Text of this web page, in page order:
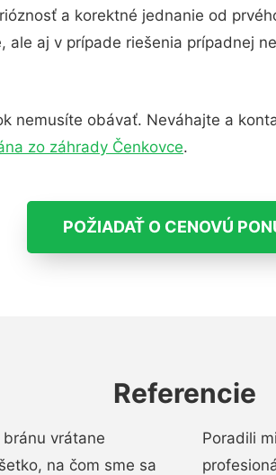
a korektné jednanie od
aj v prípade riešenia prípadnej
nemusíte obávať. Neváhajte a
zo záhrady Čenkovce.
POŽIADAŤ O CENOVÚ
Referencie
vrátane
na čom sme sa
Poradili